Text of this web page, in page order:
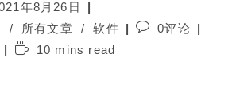
年8月26日
/ 所有文章 / 软件
Post0评论
Reading
10 mins read